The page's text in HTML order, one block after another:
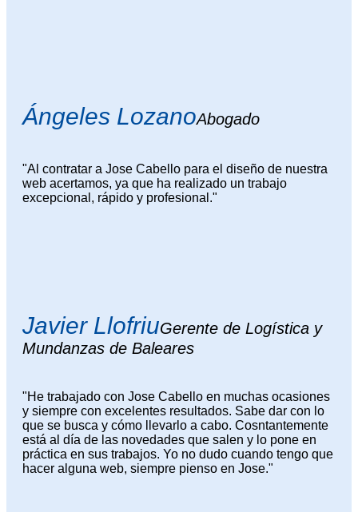
Ángeles LozanoAbogado
"Al contratar a Jose Cabello para el diseño de nuestra
web acertamos, ya que ha realizado un trabajo
excepcional, rápido y profesional."
Javier LlofriuGerente de Logística y
Mundanzas de Baleares
"He trabajado con Jose Cabello en muchas ocasiones
y siempre con excelentes resultados. Sabe dar con lo
que se busca y cómo llevarlo a cabo. Cosntantemente
está al día de las novedades que salen y lo pone en
práctica en sus trabajos. Yo no dudo cuando tengo que
hacer alguna web, siempre pienso en Jose."